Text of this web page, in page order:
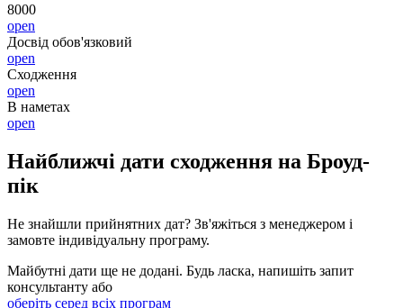
8000
open
Досвід обов'язковий
open
Сходження
open
В наметах
open
Найближчі дати сходження на Броуд-
пік
Не знайшли прийнятних дат? Зв'яжіться з менеджером і
замовте індивідуальну програму.
Майбутні дати ще не додані. Будь ласка, напишіть запит
консультанту або
оберіть серед всіх програм